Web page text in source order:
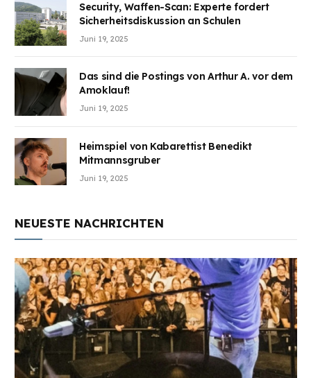
Security, Waffen-Scan: Experte fordert
Sicherheitsdiskussion an Schulen
Juni 19, 2025
Das sind die Postings von Arthur A. vor dem
Amoklauf!
Juni 19, 2025
Heimspiel von Kabarettist Benedikt
Mitmannsgruber
Juni 19, 2025
NEUESTE NACHRICHTEN